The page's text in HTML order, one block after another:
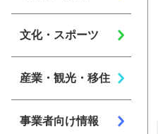
文化・スポーツ
産業・観光・移住
事業者向け情報